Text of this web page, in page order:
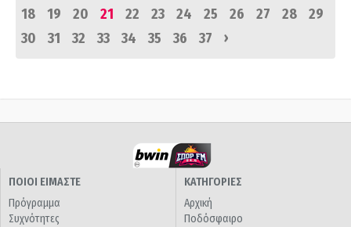
18
19 20 21 22 23 24 25 26 27 28
29
30
31 32 33 34 35 36 37 ›
ΠΟΙΟΙ ΕΙΜΑΣΤΕ
Πρόγραμμα
Συχνότητες
ΚΑΤΗΓΟΡΙΕΣ
Αρχική
Ποδόσφαιρο